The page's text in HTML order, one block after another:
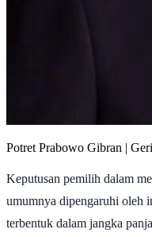
Potret Prabowo Gibran |
Keputusan pemilih dalam
umumnya dipengaruhi oleh
terbentuk dalam jangka